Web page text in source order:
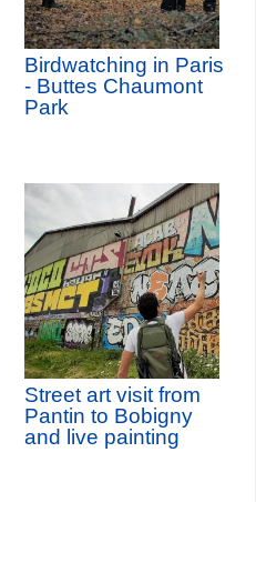
Birdwatching in Paris
- Buttes Chaumont
Park
Street art visit from
Pantin to Bobigny
and live painting